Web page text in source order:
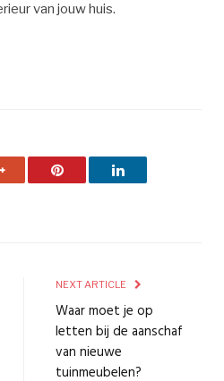
van jouw huis.
Google+ Pinterest LinkedIn
NEXT ARTICLE
Waar moet je op
letten bij de aanschaf
van nieuwe
tuinmeubelen?